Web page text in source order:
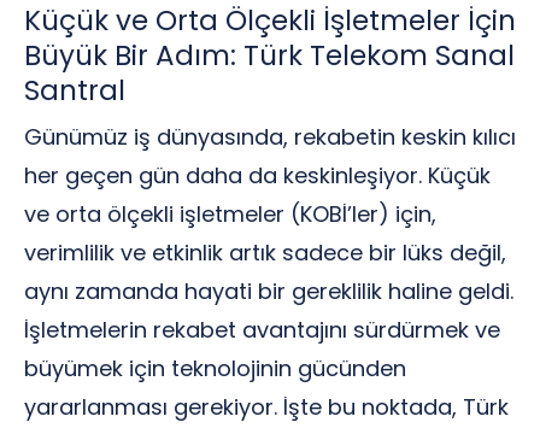
Küçük ve Orta Ölçekli İşletmeler İçin
Büyük Bir Adım: Türk Telekom Sanal
Santral
Günümüz iş dünyasında, rekabetin keskin kılıcı
her geçen gün daha da keskinleşiyor. Küçük
ve orta ölçekli işletmeler (KOBİ’ler) için,
verimlilik ve etkinlik artık sadece bir lüks değil,
aynı zamanda hayati bir gereklilik haline geldi.
İşletmelerin rekabet avantajını sürdürmek ve
büyümek için teknolojinin gücünden
yararlanması gerekiyor. İşte bu noktada, Türk